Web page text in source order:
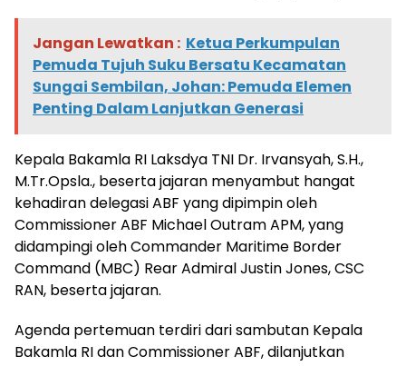
Jangan Lewatkan : Ketua Perkumpulan
Pemuda Tujuh Suku Bersatu Kecamatan
Sungai Sembilan, Johan: Pemuda Elemen
Penting Dalam Lanjutkan Generasi
Kepala Bakamla RI Laksdya TNI Dr. Irvansyah, S.H.,
M.Tr.Opsla., beserta jajaran menyambut hangat
kehadiran delegasi ABF yang dipimpin oleh
Commissioner ABF Michael Outram APM, yang
didampingi oleh Commander Maritime Border
Command (MBC) Rear Admiral Justin Jones, CSC
RAN, beserta jajaran.
Agenda pertemuan terdiri dari sambutan Kepala
Bakamla RI dan Commissioner ABF, dilanjutkan